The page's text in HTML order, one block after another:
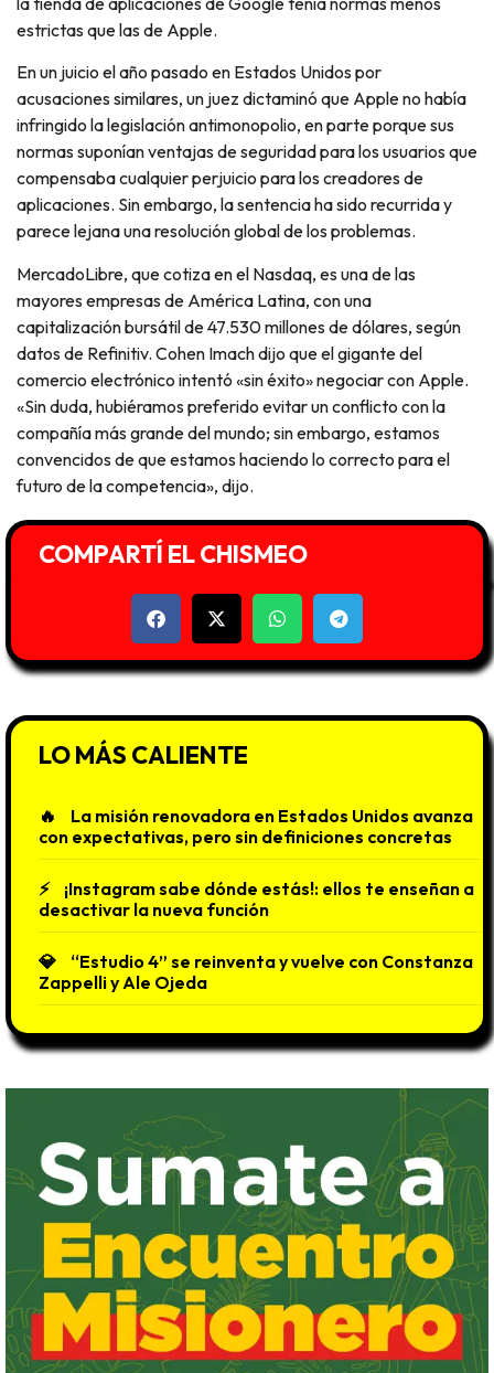
estrictas que las de Apple.
En un juicio el año pasado en Estados Unidos por
acusaciones similares, un juez dictaminó que Apple no había
infringido la legislación antimonopolio, en parte porque sus
normas suponían ventajas de seguridad para los usuarios que
compensaba cualquier perjuicio para los creadores de
aplicaciones. Sin embargo, la sentencia ha sido recurrida y
parece lejana una resolución global de los problemas.
MercadoLibre, que cotiza en el Nasdaq, es una de las
mayores empresas de América Latina, con una
capitalización bursátil de 47.530 millones de dólares, según
datos de Refinitiv. Cohen Imach dijo que el gigante del
comercio electrónico intentó «sin éxito» negociar con Apple.
«Sin duda, hubiéramos preferido evitar un conflicto con la
compañía más grande del mundo; sin embargo, estamos
convencidos de que estamos haciendo lo correcto para el
futuro de la competencia», dijo.
COMPARTÍ EL CHISMEO
LO MÁS CALIENTE
La misión renovadora en Estados Unidos avanza
con expectativas, pero sin definiciones concretas
¡Instagram sabe dónde estás!: ellos te enseñan a
desactivar la nueva función
“Estudio 4” se reinventa y vuelve con Constanza
Zappelli y Ale Ojeda